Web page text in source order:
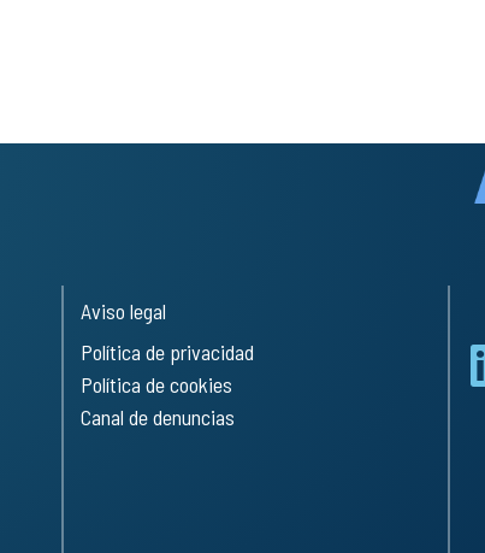
Aviso legal
Política de privacidad
Política de cookies
Canal de denuncias